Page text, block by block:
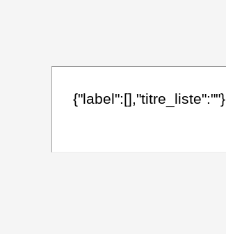
{"label":[],"titre_liste":""}